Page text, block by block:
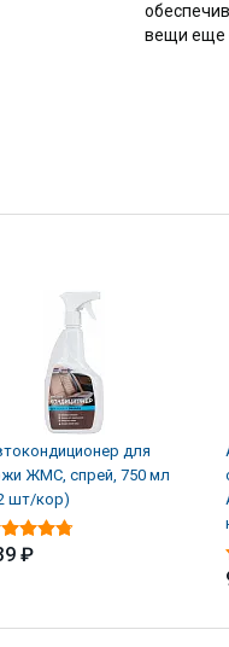
вещи еще
для
ЖМС, спрей, 750 мл
шт/кор)
₽